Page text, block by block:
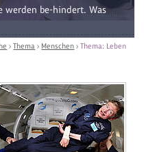
werden be-hindert. Was
›Thema › Menschen ›Thema: Leben